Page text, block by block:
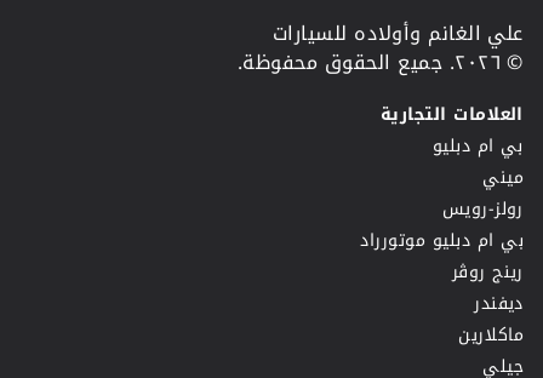
علي الغانم وأولاده للسيارات
© ٢٠٢٦. جميع الحقوق محفوظة.
العلامات التجارية
بي ام دبليو
ميني
رولز-رويس
بي ام دبليو موتورراد
رينج روڤر
ديفندر
ماكلارين
جيلي